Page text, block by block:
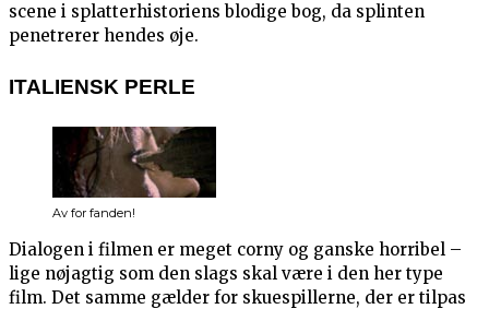
scene i splatterhistoriens blodige bog, da splinten
penetrerer hendes øje.
ITALIENSK PERLE
Av for fanden!
Dialogen i filmen er meget corny og ganske horribel –
lige nøjagtig som den slags skal være i den her type
film. Det samme gælder for skuespillerne, der er tilpas